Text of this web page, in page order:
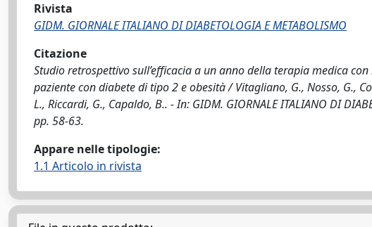
Rivista
GIDM. GIORNALE ITALIANO DI DIABETOLOGIA E METABOLISMO
Citazione
Studio retrospettivo sull’efficacia a un anno della terapia medica
paziente con diabete di tipo 2 e obesità / Vitagliano, G., Nosso, G.,
L., Riccardi, G., Capaldo, B.. - In: GIDM. GIORNALE ITALIANO DI
pp. 58-63.
Appare nelle tipologie:
1.1 Articolo in rivista